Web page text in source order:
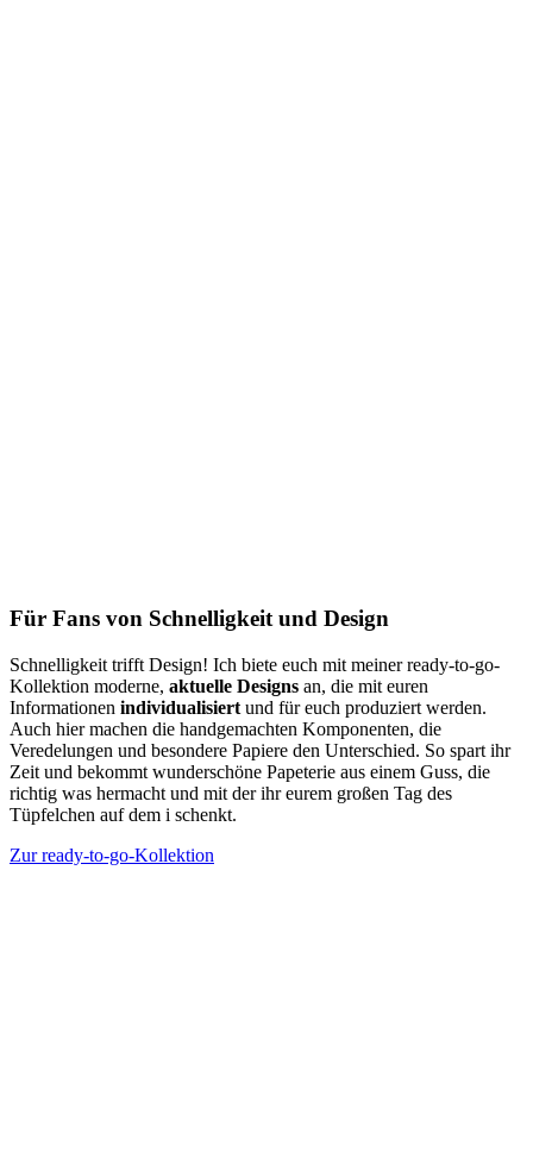
Für Fans von Schnelligkeit und Design
Schnelligkeit trifft Design! Ich biete euch mit meiner ready-to-go-
Kollektion moderne, aktuelle Designs an, die mit euren
Informationen individualisiert und für euch produziert werden.
Auch hier machen die handgemachten Komponenten, die
Veredelungen und besondere Papiere den Unterschied. So spart ihr
Zeit und bekommt wunderschöne Papeterie aus einem Guss, die
richtig was hermacht und mit der ihr eurem großen Tag des
Tüpfelchen auf dem i schenkt.
Zur ready-to-go-Kollektion